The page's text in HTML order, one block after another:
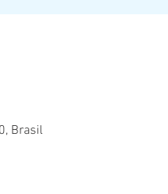
Brasil